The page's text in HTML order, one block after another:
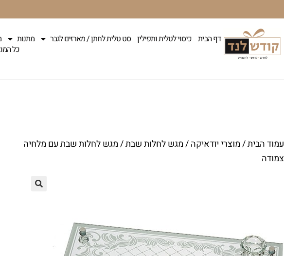
דף הבית כיסוי לטלית ותפילין סט טלית לחתן / מארזים לגבר מתנות
כל
עמוד הבית/מוצרי יודאיקה/מגש לחלות שבת/ מגש לחלות שבת עם מלחיה
צמודה